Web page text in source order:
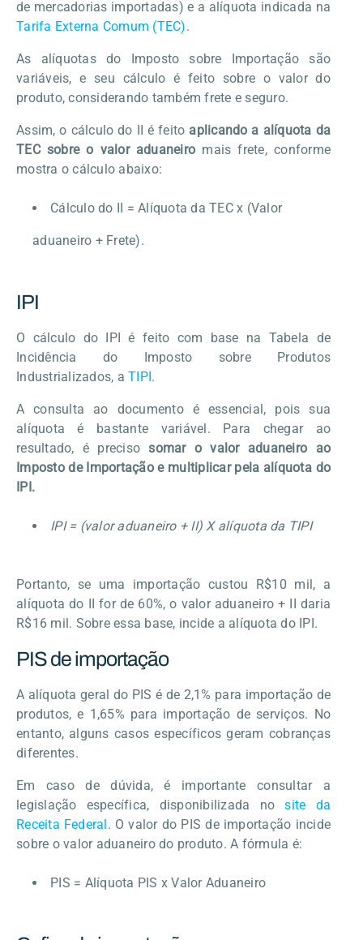
de mercadorias importadas) e a alíquota indicada na
Tarifa Externa Comum (TEC).
As alíquotas do Imposto sobre Importação são
variáveis, e seu cálculo é feito sobre o valor do
produto, considerando também frete e seguro.
Assim, o cálculo do II é feito aplicando a alíquota da
TEC sobre o valor aduaneiro mais frete, conforme
mostra o cálculo abaixo:
Cálculo do II = Alíquota da TEC x (Valor
aduaneiro + Frete).
IPI
O cálculo do IPI é feito com base na Tabela de
Incidência do Imposto sobre Produtos
Industrializados, a TIPI.
A consulta ao documento é essencial, pois sua
alíquota é bastante variável. Para chegar ao
resultado, é preciso somar o valor aduaneiro ao
Imposto de Importação e multiplicar pela alíquota do
IPI.
IPI = (valor aduaneiro + II) X alíquota da TIPI
Portanto, se uma importação custou R$10 mil, a
alíquota do II for de 60%, o valor aduaneiro + II daria
R$16 mil. Sobre essa base, incide a alíquota do IPI.
PIS de importação
A alíquota geral do PIS é de 2,1% para importação de
produtos, e 1,65% para importação de serviços. No
entanto, alguns casos específicos geram cobranças
diferentes.
Em caso de dúvida, é importante consultar a
legislação específica, disponibilizada nosite da
Receita Federal. O valor do PIS de importação incide
sobre o valor aduaneiro do produto. A fórmula é:
PIS = Alíquota PIS x Valor Aduaneiro